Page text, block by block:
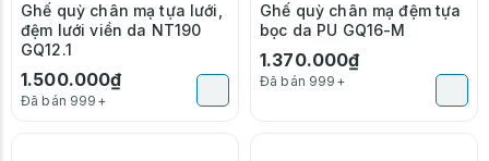
Ghế quỳ chân mạ tựa lưới,
đệm lưới viền da NT190
GQ12.1
1.500.000₫
Đã bán 999+
Ghế quỳ chân mạ đệm tựa
bọc da PU GQ16-M
1.370.000₫
Đã bán 999+